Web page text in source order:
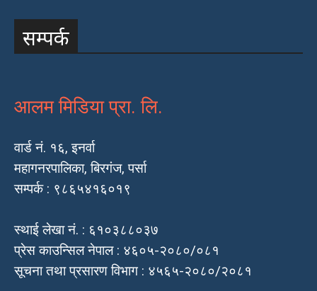
सम्पर्क
आलम मिडिया प्रा. लि.
वार्ड नं. १६, इनर्वा
महागनरपालिका, बिरगंज, पर्सा
सम्पर्क : ९८६५४१६०१९
स्थाई लेखा नं. : ६१०३८८०३७
प्रेस काउन्सिल नेपाल : ४६०५-२०८०/०८१
सूचना तथा प्रसारण विभाग : ४५६५-२०८०/२०८१